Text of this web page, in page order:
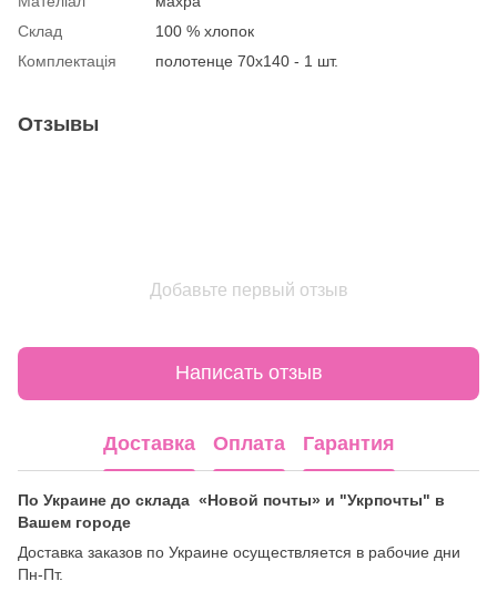
Склад
100 % хлопок
Комплектація
полотенце 70х140 - 1 шт.
Отзывы
Добавьте первый отзыв
Написать отзыв
Доставка Оплата Гарантия
По Украине до склада «Новой почты» и "Укрпочты" в
Вашем городе
Доставка заказов по Украине осуществляется в рабочие дни
Пн-Пт.